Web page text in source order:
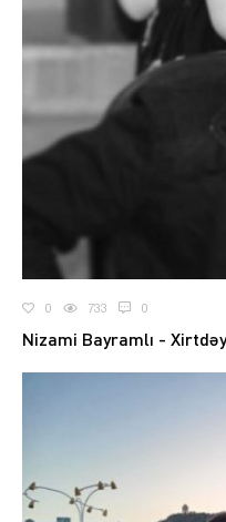
0 733 0
Nizami Bayramlı -